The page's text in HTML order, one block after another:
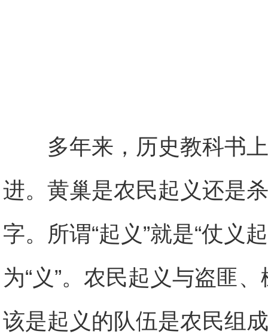
多年来，历史教科书上
进。黄巢是农民起义还是
字。所谓“起义”就是“仗义
为“义”。农民起义与盗匪
该是起义的队伍是农民组